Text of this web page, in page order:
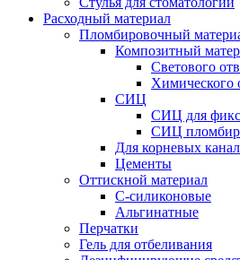
Расходный материал
Пломбировочный
Композитный
Светового
Химического
СИЦ
СИЦ для
СИЦ
Для корневых
Цементы
Оттискной материал
С-силиконовые
Альгинатные
Перчатки
Гель для отбеливания